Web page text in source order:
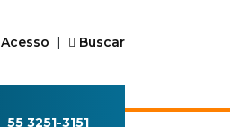
Acesso | Buscar
55 3251-3151